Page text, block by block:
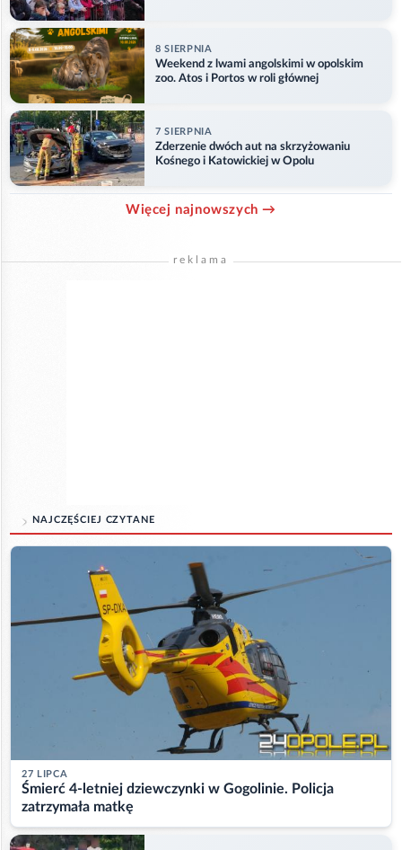
8 SIERPNIA
Weekend z lwami angolskimi w opolskim
zoo. Atos i Portos w roli głównej
7 SIERPNIA
Zderzenie dwóch aut na skrzyżowaniu
Kośnego i Katowickiej w Opolu
Więcej najnowszych →
reklama
NAJCZĘŚCIEJ CZYTANE
27 LIPCA
Śmierć 4-letniej dziewczynki w Gogolinie. Policja
zatrzymała matkę